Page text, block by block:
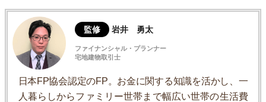
監修 岩井 勇太
ファイナンシャル・プランナー
宅地建物取引士
日本FP協会認定のFP。お金に関する知識を活かし、一
人暮らしからファミリー世帯まで幅広い世帯の生活費